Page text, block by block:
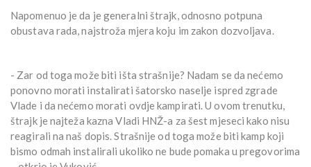
Napomenuo je da je generalni štrajk, odnosno potpuna
obustava rada, najstroža mjera koju im zakon dozvoljava.
- Zar od toga može biti išta strašnije? Nadam se da nećemo
ponovno morati instalirati šatorsko naselje ispred zgrade
Vlade i da nećemo morati ovdje kampirati. U ovom trenutku,
štrajk je najteža kazna Vladi HNŽ-a za šest mjeseci kako nisu
reagirali na naš dopis. Strašnije od toga može biti kamp koji
bismo odmah instalirali ukoliko ne bude pomaka u pregovorima